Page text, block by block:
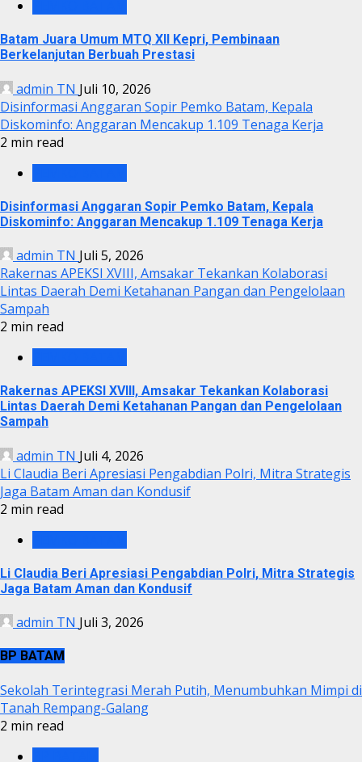
Batam Juara Umum MTQ XII Kepri, Pembinaan
Berkelanjutan Berbuah Prestasi
admin TN Juli 10, 2026
Disinformasi Anggaran Sopir Pemko Batam, Kepala
Diskominfo: Anggaran Mencakup 1.109 Tenaga Kerja
2 min read
Disinformasi Anggaran Sopir Pemko Batam, Kepala
Diskominfo: Anggaran Mencakup 1.109 Tenaga Kerja
admin TN Juli 5, 2026
Rakernas APEKSI XVIII, Amsakar Tekankan Kolaborasi
Lintas Daerah Demi Ketahanan Pangan dan Pengelolaan
Sampah
2 min read
Rakernas APEKSI XVIII, Amsakar Tekankan Kolaborasi
Lintas Daerah Demi Ketahanan Pangan dan Pengelolaan
Sampah
admin TN Juli 4, 2026
Li Claudia Beri Apresiasi Pengabdian Polri, Mitra Strategis
Jaga Batam Aman dan Kondusif
2 min read
Li Claudia Beri Apresiasi Pengabdian Polri, Mitra Strategis
Jaga Batam Aman dan Kondusif
admin TN Juli 3, 2026
BP BATAM
Sekolah Terintegrasi Merah Putih, Menumbuhkan Mimpi di
Tanah Rempang-Galang
2 min read